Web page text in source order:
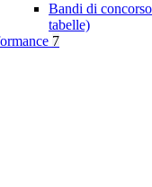
Bandi di
tabelle)
7